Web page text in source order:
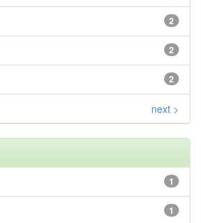
2
2
2
next >
1
1